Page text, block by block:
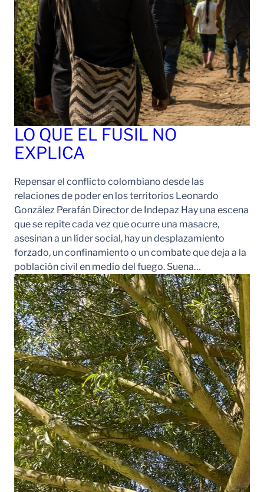
LO QUE EL FUSIL NO
EXPLICA
Repensar el conflicto colombiano desde las
relaciones de poder en los territorios Leonardo
González Perafán Director de Indepaz Hay una escena
que se repite cada vez que ocurre una masacre,
asesinan a un líder social, hay un desplazamiento
forzado, un confinamiento o un combate que deja a la
población civil en medio del fuego. Suena…